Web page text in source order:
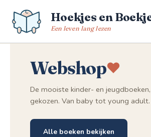
naar
Hoekjes en
Een leven lang lezen
Webshop
De mooiste kinder- en
gekozen. Van baby tot young adult.
Alle boeken bekijken